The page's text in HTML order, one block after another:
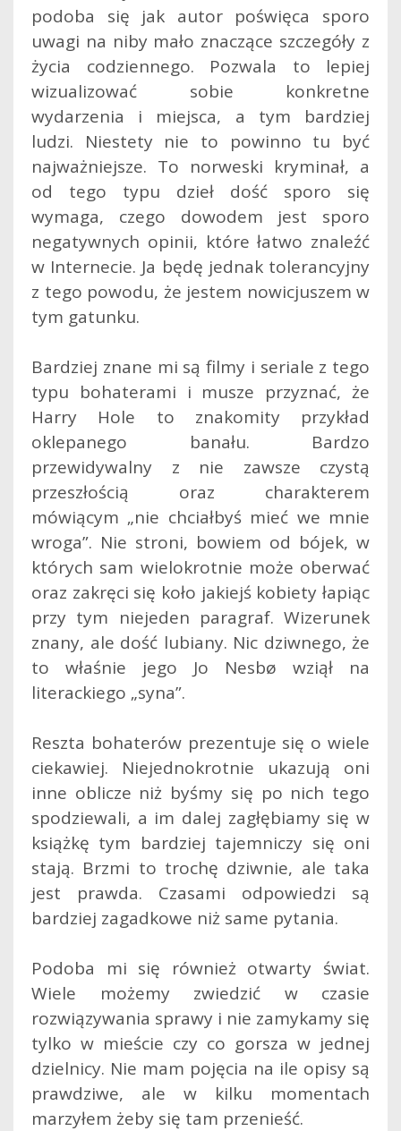
podoba się jak autor poświęca sporo
uwagi na niby mało znaczące szczegóły z
życia codziennego. Pozwala to lepiej
wizualizować sobie konkretne
wydarzenia i miejsca, a tym bardziej
ludzi. Niestety nie to powinno tu być
najważniejsze. To norweski kryminał, a
od tego typu dzieł dość sporo się
wymaga, czego dowodem jest sporo
negatywnych opinii, które łatwo znaleźć
w Internecie. Ja będę jednak tolerancyjny
z tego powodu, że jestem nowicjuszem w
tym gatunku.
Bardziej znane mi są filmy i seriale z tego
typu bohaterami i musze przyznać, że
Harry Hole to znakomity przykład
oklepanego banału. Bardzo
przewidywalny z nie zawsze czystą
przeszłością oraz charakterem
mówiącym „nie chciałbyś mieć we mnie
wroga”. Nie stroni, bowiem od bójek, w
których sam wielokrotnie może oberwać
oraz zakręci się koło jakiejś kobiety łapiąc
przy tym niejeden paragraf. Wizerunek
znany, ale dość lubiany. Nic dziwnego, że
to właśnie jego Jo Nesbø wziął na
literackiego „syna”.
Reszta bohaterów prezentuje się o wiele
ciekawiej. Niejednokrotnie ukazują oni
inne oblicze niż byśmy się po nich tego
spodziewali, a im dalej zagłębiamy się w
książkę tym bardziej tajemniczy się oni
stają. Brzmi to trochę dziwnie, ale taka
jest prawda. Czasami odpowiedzi są
bardziej zagadkowe niż same pytania.
Podoba mi się również otwarty świat.
Wiele możemy zwiedzić w czasie
rozwiązywania sprawy i nie zamykamy się
tylko w mieście czy co gorsza w jednej
dzielnicy. Nie mam pojęcia na ile opisy są
prawdziwe, ale w kilku momentach
marzyłem żeby się tam przenieść.